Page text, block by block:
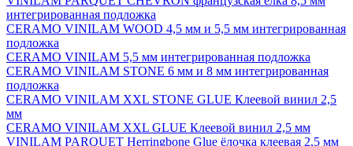
интегрированная подложка
CERAMO VINILAM WOOD 4,5 мм и 5,5 мм интегрированная
подложка
CERAMO VINILAM 5,5 мм интегрированная подложка
CERAMO VINILAM STONE 6 мм и 8 мм интегрированная
подложка
CERAMO VINILAM XXL STONE GLUE Клеевой винил 2,5
мм
CERAMO VINILAM XXL GLUE Клеевой винил 2,5 мм
VINILAM PARQUET Herringbone Glue ёлочка клеевая 2,5 мм